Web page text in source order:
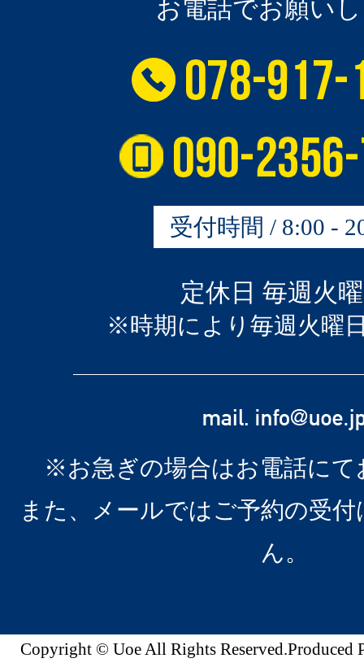
お電話でお願い
受付時間 / 8:00 -
定休日 毎週火
※時期により毎週火曜
※お急ぎの場合はお電話にて
また、メールではご予約の受
ん。
Copyright © Uoe All Rights Reserved.Produced